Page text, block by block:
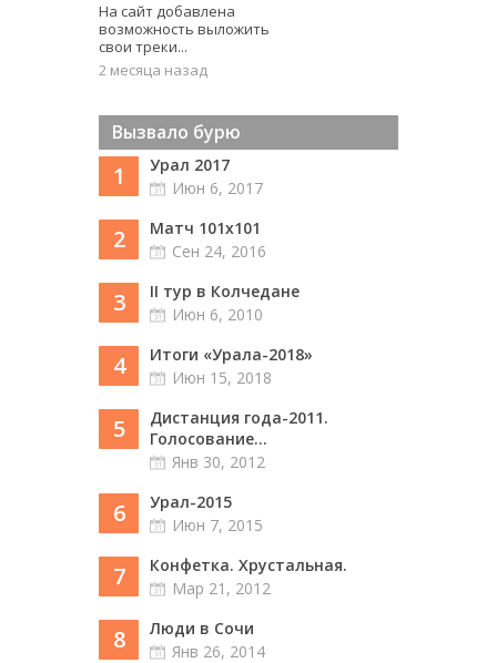
На сайт добавлена
возможность выложить
свои треки...
2 месяца назад
Вызвало бурю
1
Урал 2017
Июн 6, 2017
2
Матч 101х101
Сен 24, 2016
3
II тур в Колчедане
Июн 6, 2010
4
Итоги «Урала-2018»
Июн 15, 2018
5
Дистанция года-2011.
Голосование...
Янв 30, 2012
6
Урал-2015
Июн 7, 2015
7
Конфетка. Хрустальная.
Мар 21, 2012
8
Люди в Сочи
Янв 26, 2014